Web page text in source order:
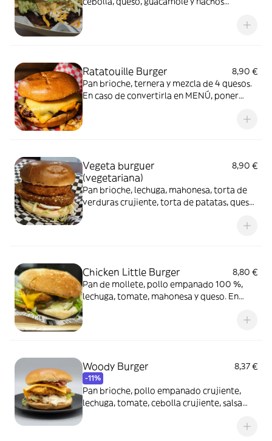
Ratatouille Burger
8,90 €
Pan brioche, ternera y mezcla de 4 quesos.
En caso de convertirla en MENÚ, poner
Vegeta burguer
(vegetariana)
8,90 €
Pan brioche, lechuga, mahonesa, torta de
verduras crujiente, torta de patatas, queso
Chicken Little Burger
8,80 €
Pan de mollete, pollo empanado 100 %,
lechuga, tomate, mahonesa y queso. En
refresco en COMENTARIOS o ALERGIAS
Woody Burger
-11%
8,37 €
Pan brioche, pollo empanado crujiente,
lechuga, tomate, cebolla crujiente, salsa